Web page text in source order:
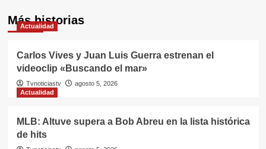
Más historias
Actualidad
Carlos Vives y Juan Luis Guerra estrenan el
videoclip «Buscando el mar»
Tvnoticiastv
agosto 5, 2026
Actualidad
MLB: Altuve supera a Bob Abreu en la lista histórica
de hits